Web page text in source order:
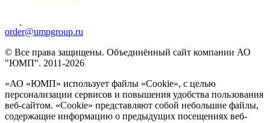
order@umpgroup.ru
© Все права защищены. Объединённый сайт компании АО
"ЮМП". 2011-2026
«АО «ЮМП» использует файлы «Сookie», с целью
персонализации сервисов и повышения удобства пользования
веб-сайтом. «Cookie» представляют собой небольшие файлы,
содержащие информацию о предыдущих посещениях веб-